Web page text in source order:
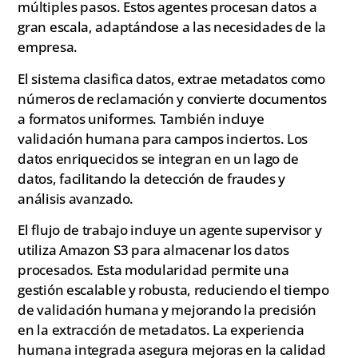
múltiples pasos. Estos agentes procesan datos a
gran escala, adaptándose a las necesidades de la
empresa.
El sistema clasifica datos, extrae metadatos como
números de reclamación y convierte documentos
a formatos uniformes. También incluye
validación humana para campos inciertos. Los
datos enriquecidos se integran en un lago de
datos, facilitando la detección de fraudes y
análisis avanzado.
El flujo de trabajo incluye un agente supervisor y
utiliza Amazon S3 para almacenar los datos
procesados. Esta modularidad permite una
gestión escalable y robusta, reduciendo el tiempo
de validación humana y mejorando la precisión
en la extracción de metadatos. La experiencia
humana integrada asegura mejoras en la calidad